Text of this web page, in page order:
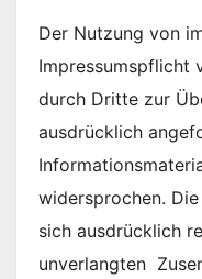
Der Nutzung von
Impressumspflicht
durch Dritte zur
ausdrücklich
widersprochen.
sich ausdrücklich
unverlangten